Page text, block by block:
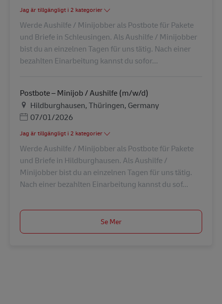
Jag är tillgängligt i 2 kategorier
Werde Aushilfe / Minijobber als Postbote für Pakete
und Briefe in Schleusingen. Als Aushilfe / Minijobber
bist du an einzelnen Tagen für uns tätig. Nach einer
bezahlten Einarbeitung kannst du sofor...
Postbote – Minijob / Aushilfe (m/w/d)
PlatsHildburghausen, Thüringen, Germany
Posted Date
07/01/2026
Jag är tillgängligt i 2 kategorier
Werde Aushilfe / Minijobber als Postbote für Pakete
und Briefe in Hildburghausen. Als Aushilfe /
Minijobber bist du an einzelnen Tagen für uns tätig.
Nach einer bezahlten Einarbeitung kannst du sof...
Se Mer